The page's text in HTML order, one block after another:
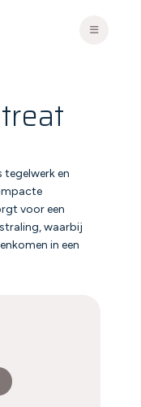
en
voor een
waarbij
in een